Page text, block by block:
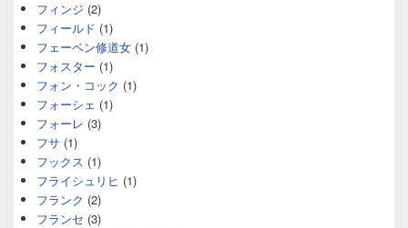
フィンジ (2)
フィールド (1)
フェーベン修道女 (1)
フォスター (1)
フォン・コック (1)
フォーシェ (1)
フォーレ (3)
フサ (1)
フックス (1)
フライシュリヒ (1)
フランク (2)
フランセ (3)